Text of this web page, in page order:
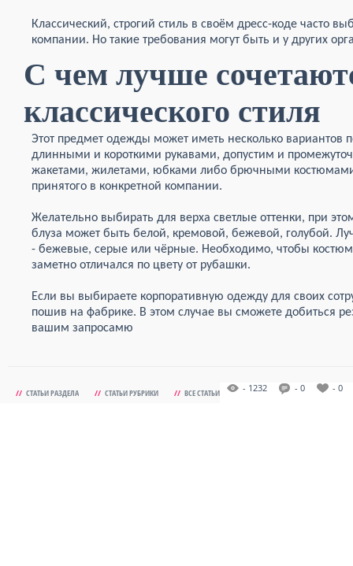
Классический, строгий стиль в своём дресс-коде часто
компании. Но такие требования могут быть и у других
С чем лучше
классического стиля
Этот предмет одежды может иметь несколько вариантов
длинными и короткими рукавами, допустим и
жакетами, жилетами, юбками либо брючными костюмами.
принятого в конкретной компании.
Желательно выбирать для верха светлые оттенки, при
блуза может быть белой, кремовой, бежевой, голубой.
- бежевые, серые или чёрные. Необходимо, чтобы
заметно отличался по цвету от рубашки.
Если вы выбираете корпоративную одежду для своих
пошив на фабрике. В этом случае вы сможете добиться
вашим запросамю
// СТАТЬИ РАЗДЕЛА // СТАТЬИ РУБРИКИ // ВСЕ СТАТЬИ - 1232 - 0 - 0